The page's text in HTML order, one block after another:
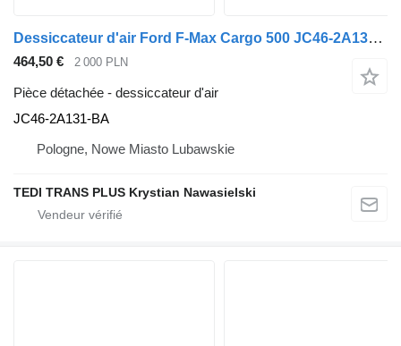
Dessiccateur d'air Ford F-Max Cargo 500 JC46-2A131-BA pour tracteur routier Ford F-Max Cargo 500
464,50 € 2 000 PLN
Pièce détachée - dessiccateur d'air
JC46-2A131-BA
Pologne, Nowe Miasto Lubawskie
TEDI TRANS PLUS Krystian Nawasielski